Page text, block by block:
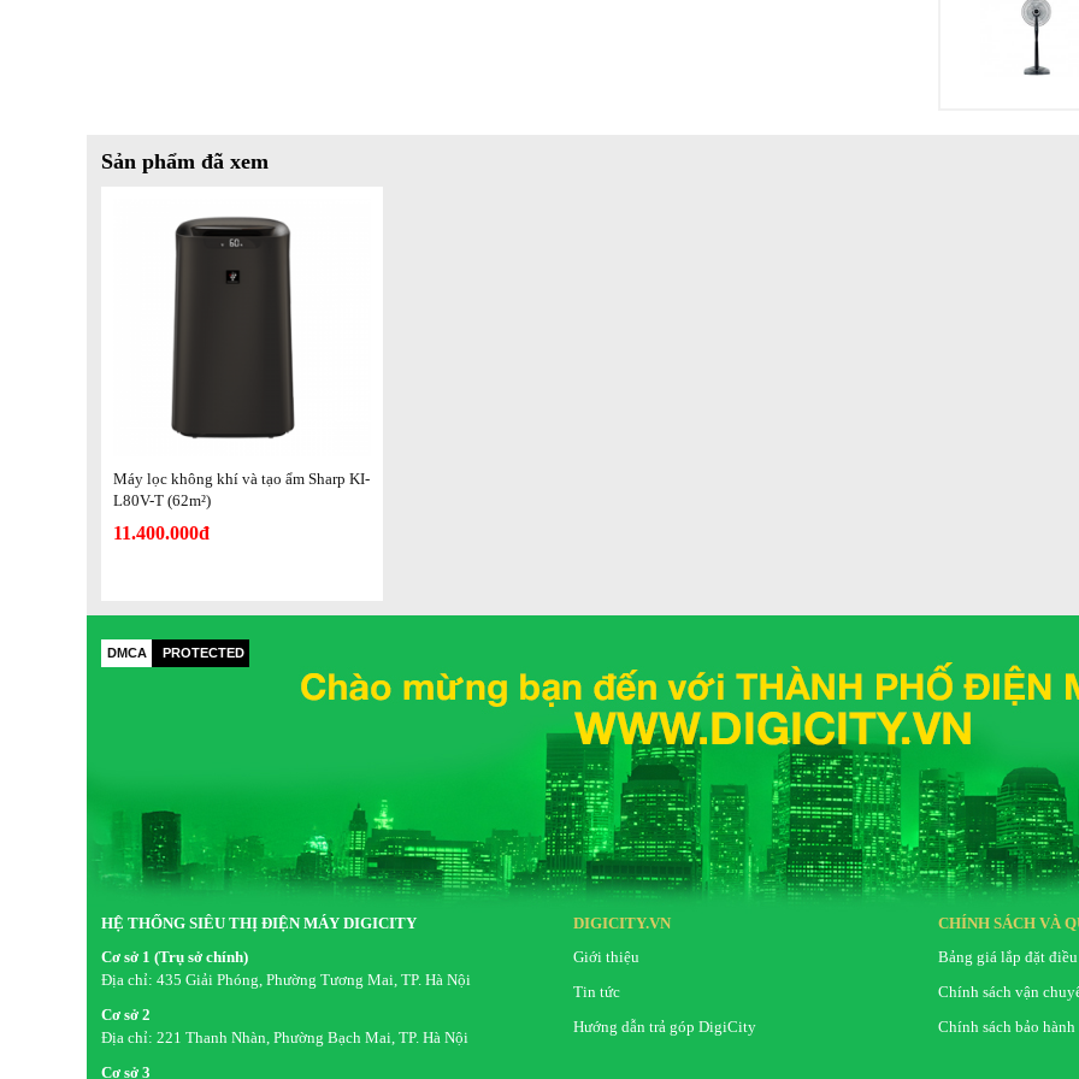
Thời gian sử
Sản phẩm đã xem
Máy lọc không khí và tạo ẩm Sharp KI-
L80V-T (62m²)
11.400.000đ
DMCA PROTECTED
HỆ THỐNG SIÊU THỊ ĐIỆN MÁY DIGICITY
Cơ sở 1 (Trụ sở chính)
Địa chỉ: 435 Giải Phóng, Phường Tương Mai, TP. Hà Nội
Cơ sở 2
Địa chỉ: 221 Thanh Nhàn, Phường Bạch Mai, TP. Hà Nội
Cơ sở 3
DIGICITY.VN
Giới thiệu
Tin tức
Hướng dẫn trả góp DigiCity
CHÍNH SÁCH VÀ
Bảng giá lắp đặt
Chính sách vận
Chính sách bảo hành